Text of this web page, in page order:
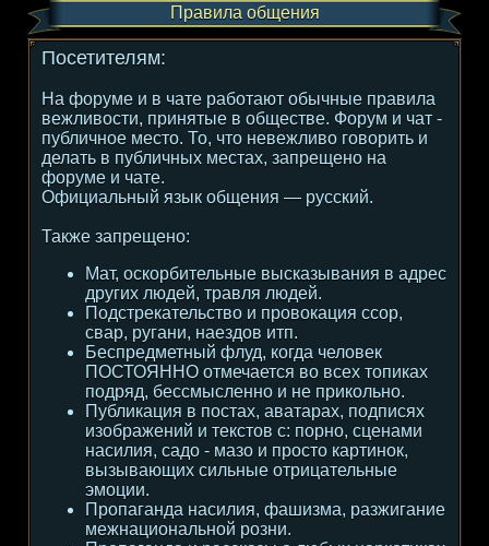
Правила общения
Посетителям:
На форуме и в чате работают обычные правила
вежливости, принятые в обществе. Форум и чат -
публичное место. То, что невежливо говорить и
делать в публичных местах, запрещено на
форуме и чате.
Официальный язык общения — русский.
Также запрещено:
Мат, оскорбительные высказывания в адрес
других людей, травля людей.
Подстрекательство и провокация ссор,
свар, ругани, наездов итп.
Беспредметный флуд, когда человек
ПОСТОЯННО отмечается во всех топиках
подряд, бессмысленно и не прикольно.
Публикация в постах, аватарах, подписях
изображений и текстов с: порно, сценами
насилия, садо - мазо и просто картинок,
вызывающих сильные отрицательные
эмоции.
Пропаганда насилия, фашизма, разжигание
межнациональной розни.